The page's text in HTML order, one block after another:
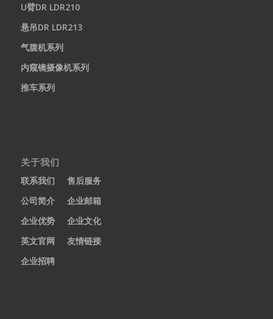
U臂DR LDR210
悬吊DR LDR213
气腹机系列
内窥镜摄像机系列
推车系列
关于我们
联系我们
售后服务
公司简介
企业邮箱
企业优势
企业文化
英文官网
友情链接
企业招聘